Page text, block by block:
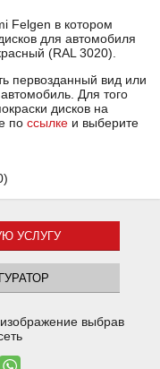
Felgen в котором
для автомобиля
(RAL 3020).
первозданный вид или
Для того
дисков на
по ссылке и выберите
УСЛУГУ
выбрав